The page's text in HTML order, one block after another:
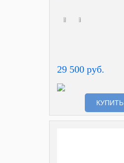
29 500 руб.
КУПИТЬ